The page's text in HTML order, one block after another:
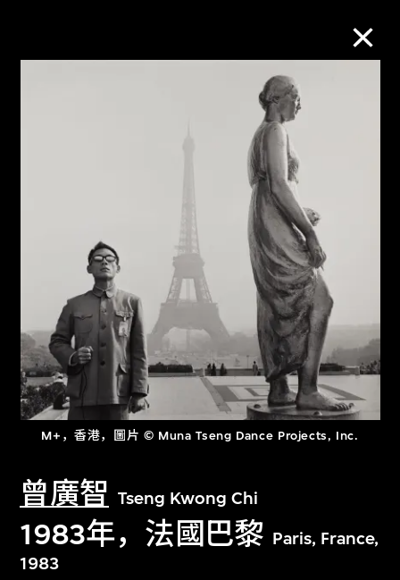
M+，香港，圖片 © Muna Tseng Dance Projects, Inc.
曾廣智 Tseng Kwong Chi
1983年，法國巴黎 Paris, France,
1983
M+藏品
关于M+藏品
探索世界顶级的二十及二十一世纪视觉
文化藏品。